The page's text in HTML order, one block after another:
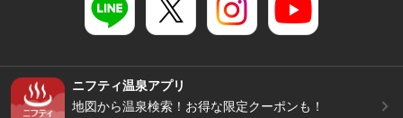
ニフティ温泉アプリ
地図から温泉検索！お得な限定クーポンも！